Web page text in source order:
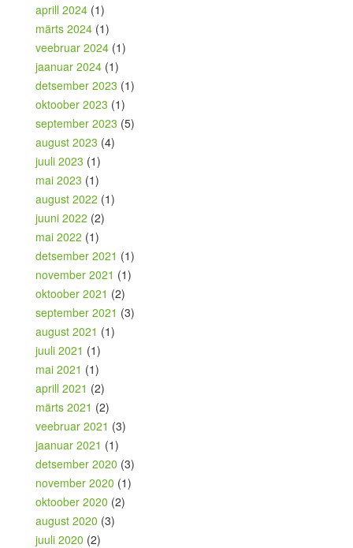
aprill 2024 (1)
märts 2024 (1)
veebruar 2024 (1)
jaanuar 2024 (1)
detsember 2023 (1)
oktoober 2023 (1)
september 2023 (5)
august 2023 (4)
juuli 2023 (1)
mai 2023 (1)
august 2022 (1)
juuni 2022 (2)
mai 2022 (1)
detsember 2021 (1)
november 2021 (1)
oktoober 2021 (2)
september 2021 (3)
august 2021 (1)
juuli 2021 (1)
mai 2021 (1)
aprill 2021 (2)
märts 2021 (2)
veebruar 2021 (3)
jaanuar 2021 (1)
detsember 2020 (3)
november 2020 (1)
oktoober 2020 (2)
august 2020 (3)
juuli 2020 (2)